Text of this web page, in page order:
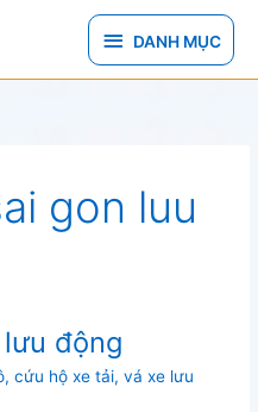
DANH
MỤC
DANH MỤC
gon luu
động
,cứu hộ xe tải,vá xe lưu